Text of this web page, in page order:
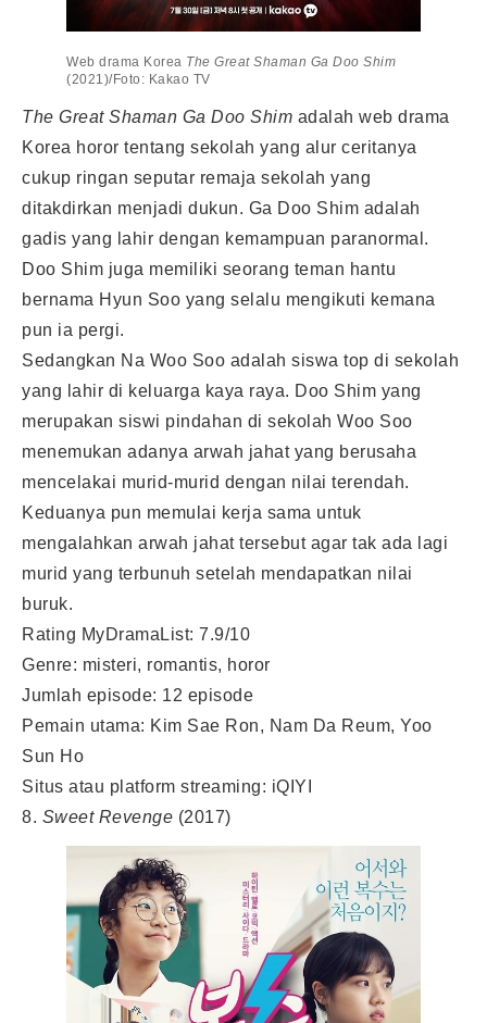
Web drama Korea The Great Shaman Ga Doo Shim
(2021)/Foto: Kakao TV
The Great Shaman Ga Doo Shim adalah web drama
Korea horor tentang sekolah yang alur ceritanya
cukup ringan seputar remaja sekolah yang
ditakdirkan menjadi dukun. Ga Doo Shim adalah
gadis yang lahir dengan kemampuan paranormal.
Doo Shim juga memiliki seorang teman hantu
bernama Hyun Soo yang selalu mengikuti kemana
pun ia pergi.
Sedangkan Na Woo Soo adalah siswa top di sekolah
yang lahir di keluarga kaya raya. Doo Shim yang
merupakan siswi pindahan di sekolah Woo Soo
menemukan adanya arwah jahat yang berusaha
mencelakai murid-murid dengan nilai terendah.
Keduanya pun memulai kerja sama untuk
mengalahkan arwah jahat tersebut agar tak ada lagi
murid yang terbunuh setelah mendapatkan nilai
buruk.
Rating MyDramaList: 7.9/10
Genre: misteri, romantis, horor
Jumlah episode: 12 episode
Pemain utama: Kim Sae Ron, Nam Da Reum, Yoo
Sun Ho
Situs atau platform streaming: iQIYI
8. Sweet Revenge (2017)